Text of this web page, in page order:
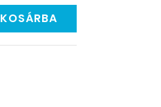
KOSÁRBA